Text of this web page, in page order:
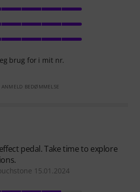
brug for i mit nr.
ANMELD BEDØMMELSE
pedal. Take time to explore
15.01.2024